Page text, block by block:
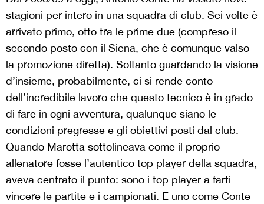
stagioni per intero in una squadra di club. Sei volte è
arrivato primo, otto tra le prime due (compreso il
secondo posto con il Siena, che è comunque valso
la promozione diretta). Soltanto guardando la visione
d’insieme, probabilmente, ci si rende conto
dell’incredibile lavoro che questo tecnico è in grado
di fare in ogni avventura, qualunque siano le
condizioni pregresse e gli obiettivi posti dal club.
Quando Marotta sottolineava come il proprio
allenatore fosse l’autentico top player della squadra,
aveva centrato il punto: sono i top player a farti
vincere le partite e i campionati. E uno come Conte